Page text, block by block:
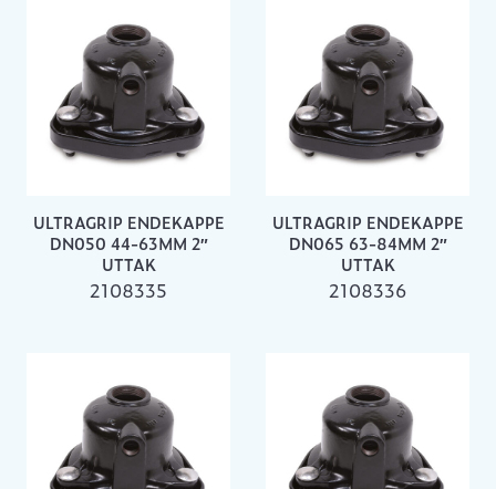
ULTRAGRIP ENDEKAPPE
DN050 44-63MM 2″
UTTAK
2108335
ULTRAGRIP ENDEKAPPE
DN065 63-84MM 2″
UTTAK
2108336